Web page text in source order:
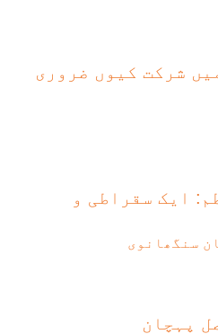
شرکت کیوں ضروری
ایک سقراطی و
سنگھانوی
پہچان